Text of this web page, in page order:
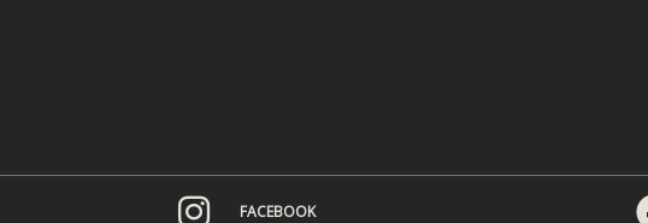
FACEBOOK